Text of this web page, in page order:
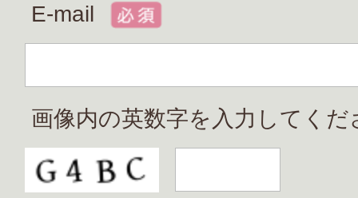
E-mail
画像内の英数字を入力してくだ